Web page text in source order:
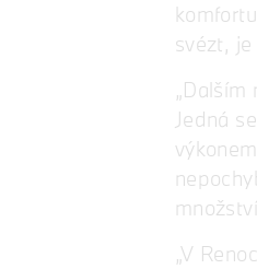
svézt,
Jedná
„V